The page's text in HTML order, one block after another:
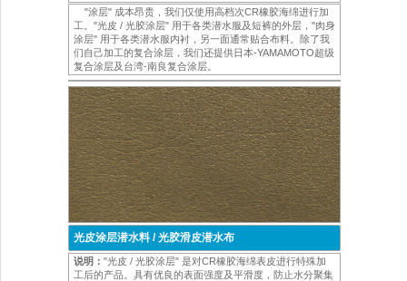
"涂层" 成本昂贵，我们仅使用高档次CR橡胶海绵进行加
工。"光皮 / 光胶涂层" 用于各类潜水服及短裤的外层，"肉身
涂层" 用于各类潜水服内衬，另一面通常贴合布料。除了我
们自己加工的复合涂层，我们还提供日本-YAMAMOTO超级
复合涂层及台湾-南良复合涂层。
光皮涂层潜水料 / 光胶滑皮潜水布
说明： "光皮 / 光胶涂层" 是对CR橡胶海绵表皮进行特殊加
工后的产品。具有优良的表面强度及平滑度，防止水分聚集